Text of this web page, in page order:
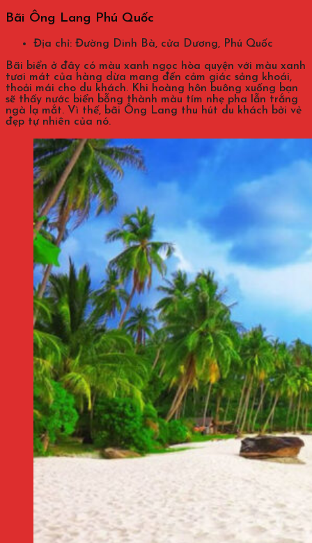
Bãi Ông Lang Phú Quốc
Địa chỉ: Đường Dinh Bà, cửa Dương, Phú Quốc
Bãi biển ở đây có màu xanh ngọc hòa quyện với màu xanh
tươi mát của hàng dừa mang đến cảm giác sảng khoái,
thoải mái cho du khách. Khi hoàng hôn buông xuống bạn
sẽ thấy nước biển bỗng thành màu tím nhẹ pha lẫn trắng
ngà lạ mắt. Vì thế, bãi Ông Lang thu hút du khách bởi vẻ
đẹp tự nhiên của nó.